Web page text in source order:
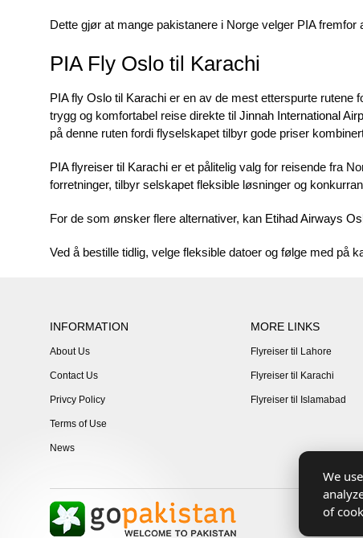
Dette gjør at mange pakistanere i Norge velger PIA
PIA Fly Oslo til Karachi
PIA fly Oslo til Karachi er en av de mest etterspurte rutene
trygg og komfortabel reise direkte til Jinnah International
på denne ruten fordi flyselskapet tilbyr gode priser
PIA flyreiser til Karachi er et pålitelig valg for reisende fra
forretninger, tilbyr selskapet fleksible løsninger og
For de som ønsker flere alternativer, kan Etihad Airways
Ved å bestille tidlig, velge fleksible datoer og følge med på
INFORMATION
About Us
Contact Us
Privcy Policy
Terms of Use
News
MORE LINKS
Flyreiser til Lahore
Flyreiser til Karachi
Flyreiser til Islamabad
We
of